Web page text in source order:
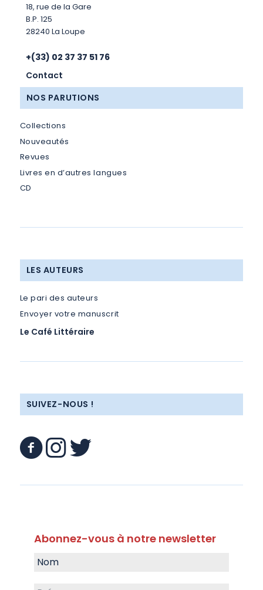
18, rue de la Gare
B.P. 125
28240 La Loupe
+(33) 02 37 37 51 76
Contact
NOS PARUTIONS
Collections
Nouveautés
Revues
Livres en d’autres langues
CD
LES AUTEURS
Le pari des auteurs
Envoyer votre manuscrit
Le Café Littéraire
SUIVEZ-NOUS !
Abonnez-vous à notre newsletter